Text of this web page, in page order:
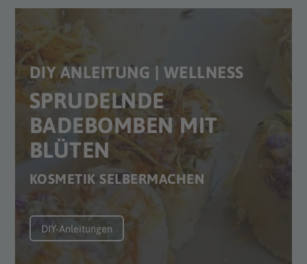
DIY ANLEITUNG | WELLNESS
SPRUDELNDE
BADEBOMBEN MIT
BLÜTEN
KOSMETIK SELBERMACHEN
DIY-Anleitungen